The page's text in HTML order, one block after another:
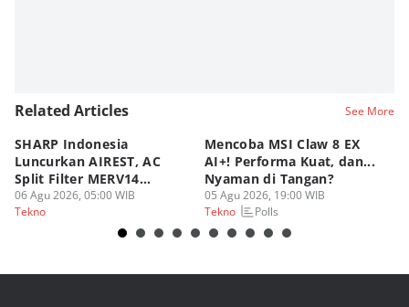
Related Articles See More
SHARP Indonesia
Luncurkan AIREST, AC
Split Filter MERV14
Perdana!
06 Agu 2026, 05:00 WIB
Tekno
Mencoba MSI Claw 8 EX
AI+! Performa Kuat, dan...
Nyaman di Tangan?
05 Agu 2026, 19:00 WIB
Tekno
Polls